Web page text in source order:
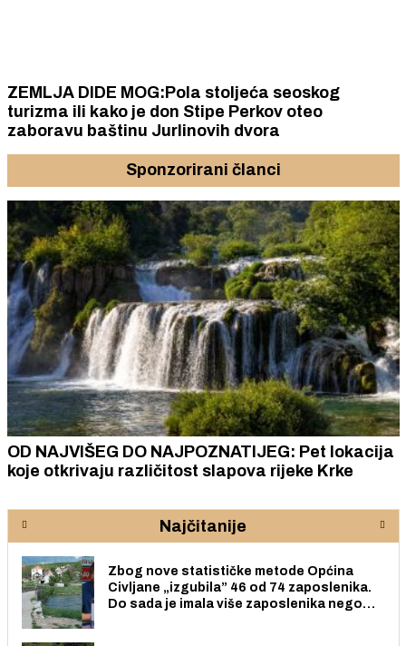
ZEMLJA DIDE MOG:Pola stoljeća seoskog
turizma ili kako je don Stipe Perkov oteo
zaboravu baštinu Jurlinovih dvora
Sponzorirani članci
OD NAJVIŠEG DO NAJPOZNATIJEG: Pet lokacija
koje otkrivaju različitost slapova rijeke Krke
Najčitanije
Zbog nove statističke metode Općina
Civljane „izgubila” 46 od 74 zaposlenika.
Do sada je imala više zaposlenika nego